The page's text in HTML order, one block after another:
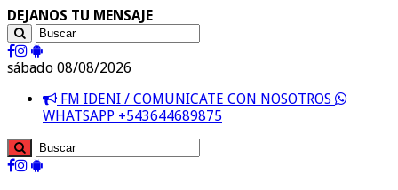
DEJANOS TU MENSAJE
sábado 08/08/2026
FM IDENI / COMUNICATE CON NOSOTROS
WHATSAPP +543644689875